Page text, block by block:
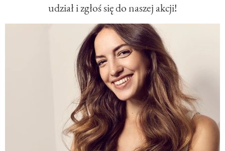
udział i zgłoś się do naszej akcji!